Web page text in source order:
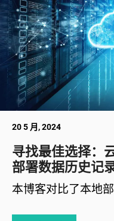
20 5 月, 2024
寻找最佳选择：
部署数据历史记
本博客对比了本地